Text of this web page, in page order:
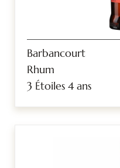
Barbancourt
Rhum
3 Étoiles 4 ans